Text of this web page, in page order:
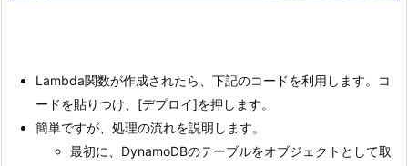
Lambda関数が作成されたら、下記のコードを利用します。コ
ードを貼りつけ、[デプロイ]を押します。
簡単ですが、処理の流れを説明します。
最初に、DynamoDBのテーブルをオブジェクトとして取